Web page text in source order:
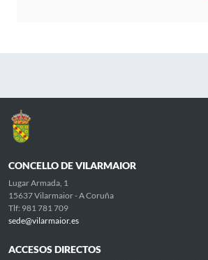
CONCELLO DE VILARMAIOR
Lugar Armada, 1
15637 Vilarmaior - A Coruña
Tlf: 981 781 709
sede@vilarmaior.es
ACCESOS DIRECTOS